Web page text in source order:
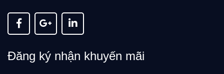
Đăng ký nhận khuyến mãi